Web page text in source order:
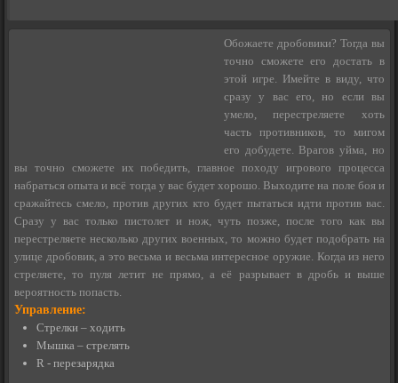
Обожаете дробовики? Тогда вы
точно сможете его достать в
этой игре. Имейте в виду, что
сразу у вас его, но если вы
умело, перестреляете хоть
часть противников, то мигом
его добудете. Врагов уйма, но
вы точно сможете их победить, главное походу игрового процесса
набраться опыта и всё тогда у вас будет хорошо. Выходите на поле боя и
сражайтесь смело, против других кто будет пытаться идти против вас.
Сразу у вас только пистолет и нож, чуть позже, после того как вы
перестреляете несколько других военных, то можно будет подобрать на
улице дробовик, а это весьма и весьма интересное оружие. Когда из него
стреляете, то пуля летит не прямо, а её разрывает в дробь и выше
вероятность попасть.
Управление:
Стрелки – ходить
Мышка – стрелять
R - перезарядка